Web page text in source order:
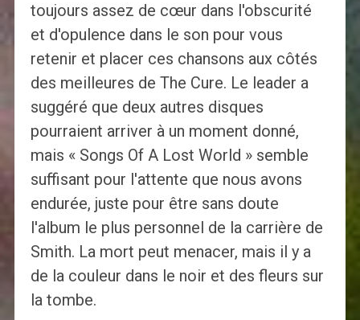
toujours assez de cœur dans l'obscurité
et d'opulence dans le son pour vous
retenir et placer ces chansons aux côtés
des meilleures de The Cure. Le leader a
suggéré que deux autres disques
pourraient arriver à un moment donné,
mais « Songs Of A Lost World » semble
suffisant pour l'attente que nous avons
endurée, juste pour être sans doute
l'album le plus personnel de la carrière de
Smith. La mort peut menacer, mais il y a
de la couleur dans le noir et des fleurs sur
la tombe.